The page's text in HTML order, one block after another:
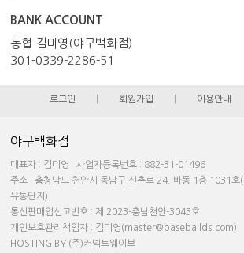
BANK ACCOUNT
농협 김미영(야구백화점)
301-0339-2286-51
로그인 회원가입 이용안내
야구백화점
대표자 : 김미영 사업자등록번호 : 882-31-01496
주소 : 충청남도 천안시 동남구 신촌로 24. 바동 1층 1031호
유통단지)
통신판매업신고번호 : 제 2023-충남천안-3043호
개인보호관리책임자 : 김미영(master@baseballds.com)
HOSTING BY (주)커넥트웨이브